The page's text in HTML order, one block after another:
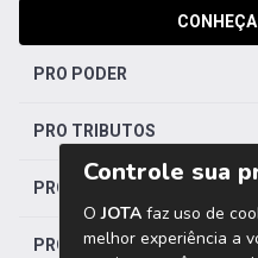
PRO PODER
PRO TRIBUTOS
PRO TRABALHISTA
PRO SAÚDE